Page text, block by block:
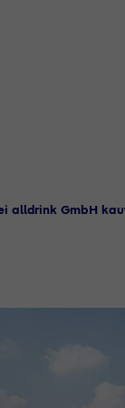
alldrink GmbH